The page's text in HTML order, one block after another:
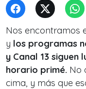
Nos encontramos
y los programas
y Canal 13 siguen
horario primé. No
cima, y más que